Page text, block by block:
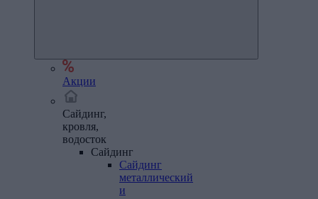
Акции
Сайдинг,
кровля,
водосток
Сайдинг
Сайдинг
металлический
и